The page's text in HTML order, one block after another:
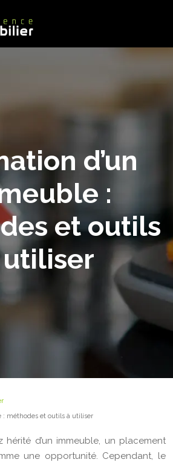
d’un
:
et outils
utiliser
méthodes et outils à utiliser
hérité d’un immeuble, un placement
une opportunité. Cependant, le